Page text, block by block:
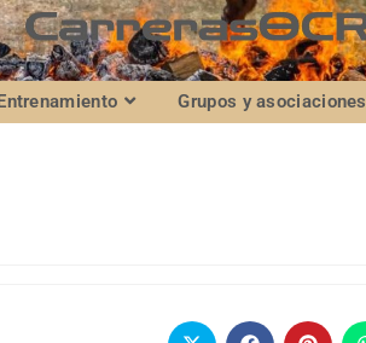
Grupos y asociaciones